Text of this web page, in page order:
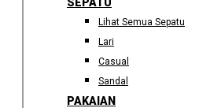
Lihat Semua Sepatu
Lari
Casual
Sandal
PAKAIAN